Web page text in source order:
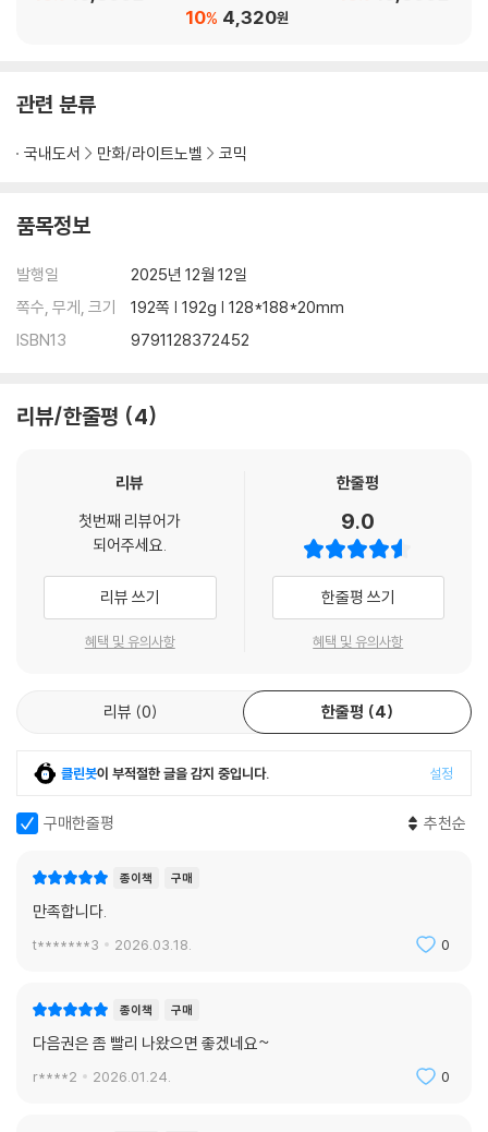
4,320원
10%
관련 분류
국내도서 만화/라이트노벨 코믹
품목정보
발행일
2025년 12월 12일
쪽수, 무게, 크기
192쪽 | 192g | 128*188*20mm
ISBN13
9791128372452
리뷰/한줄평 4
리뷰
첫번째 리뷰어가
되어주세요.
리뷰 쓰기
혜택 및 유의사항
한줄평
9.0
한줄평 쓰기
혜택 및 유의사항
리뷰 0 한줄평 4
클린봇이 부적절한 글을 감지 중입니다. 설정
구매한줄평 추천순
종이책 구매
만족합니다.
t*******3 2026.03.18. 0
종이책 구매
다음권은 좀 빨리 나왔으면 좋겠네요~
r****2 2026.01.24. 0